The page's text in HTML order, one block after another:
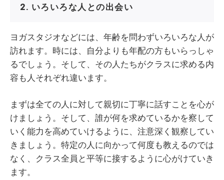
2. いろいろな人との出会い
ヨガスタジオなどには、年齢を問わずいろいろな人が
訪れます。時には、自分よりも年配の方もいらっしゃ
るでしょう。そして、その人たちがクラスに求める内
容も人それぞれ違います。
まずは全ての人に対して親切に丁寧に話すことを心が
けましょう。そして、誰が何を求めているかを察して
いく能力を高めていけるように、注意深く観察してい
きましょう。特定の人に向かって何度も教えるのでは
なく、クラス全員と平等に接するように心がけていき
ます。